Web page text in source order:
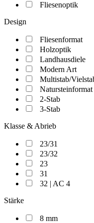
Fliesenoptik
Design
Fliesenformat
Holzoptik
Landhausdiele
Modern Art
Multistab/
Natursteinformat
2-Stab
3-Stab
Klasse & Abrieb
23/31
23/32
23
31
32 | AC 4
Stärke
8 mm